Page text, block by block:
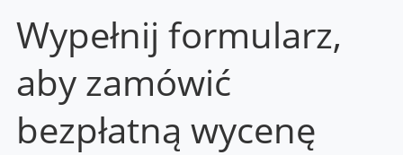
Wypełnij formularz,
aby zamówić
bezpłatną wycenę